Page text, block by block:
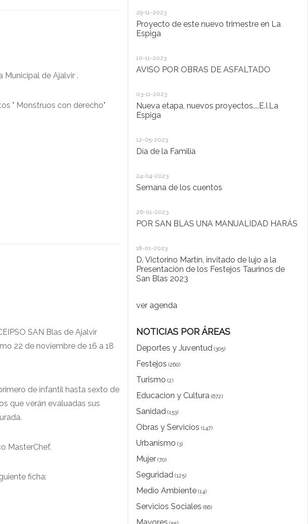
Municipal de Ajalvir .
" Monstruos con derecho"
SAN Blas de Ajalvir
22 de noviembre de 16 a 18
de infantil hasta sexto de
que verán evaluadas sus
MasterChef.
ficha:
29-11-2023
Proyecto de este nuevo trimestre en La
Espiga
10-11-2023
AVISO POR OBRAS DE ASFALTADO
03-11-2023
Nueva etapa, nuevos proyectos....E.I.La
Espiga
12-05-2023
Día de la Familia
24-04-2023
Semana de los cuentos
26-01-2023
POR SAN BLAS UNA MANUALIDAD HARÁS
18-01-2023
D. Victorino Martín, invitado de lujo a la
Presentación de los Festejos Taurinos de
San Blas 2023
ver agenda
NOTICIAS POR ÁREAS
Deportes y Juventud(305)
Festejos (260)
Turismo (2)
Educacion y Cultura(672)
Sanidad(153)
Obras y Servicios (147)
Urbanismo (3)
Mujer(70)
Seguridad(125)
Medio Ambiente(14)
Servicios Sociales (86)